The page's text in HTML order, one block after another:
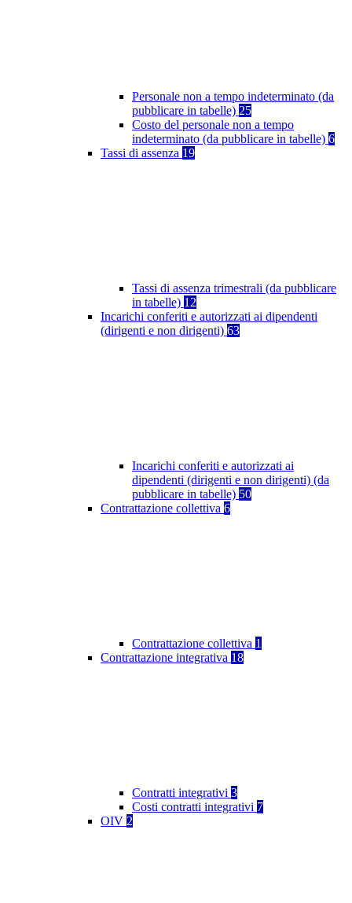
Personale non a tempo indeterminato (da
pubblicare in tabelle) 25
Costo del personale non a tempo
indeterminato (da pubblicare in tabelle) 6
Tassi di assenza 19
Tassi di assenza trimestrali (da pubblicare
in tabelle) 12
Incarichi conferiti e autorizzati ai dipendenti
(dirigenti e non dirigenti) 63
Incarichi conferiti e autorizzati ai
dipendenti (dirigenti e non dirigenti) (da
pubblicare in tabelle) 50
Contrattazione collettiva 6
Contrattazione collettiva 1
Contrattazione integrativa 18
Contratti integrativi 3
Costi contratti integrativi 7
OIV 2